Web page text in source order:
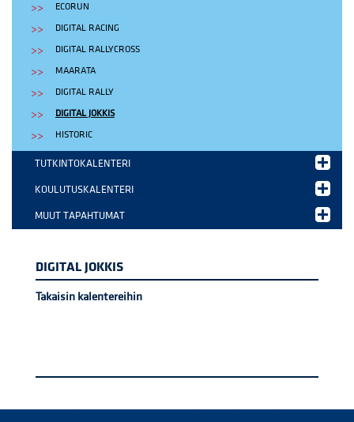
ECORUN
DIGITAL RACING
DIGITAL RALLYCROSS
MAARATA
DIGITAL RALLY
DIGITAL JOKKIS
HISTORIC
TUTKINTOKALENTERI
KOULUTUSKALENTERI
MUUT TAPAHTUMAT
DIGITAL JOKKIS
Takaisin kalentereihin